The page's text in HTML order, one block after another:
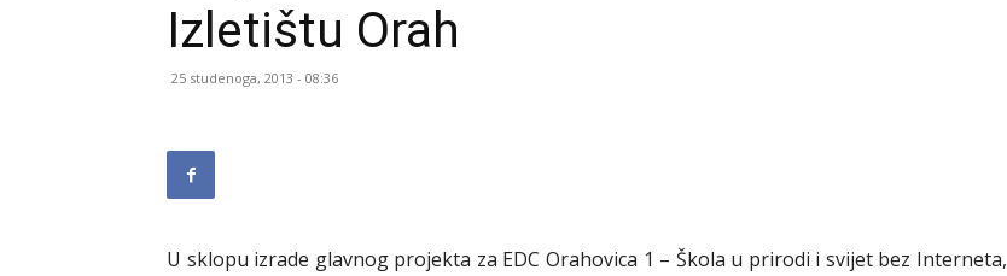
Izletištu Orah
25 studenoga, 2013 - 08:36
U sklopu izrade glavnog projekta za EDC Orahovica 1 – Škola u prirodi i svijet bez Interneta,